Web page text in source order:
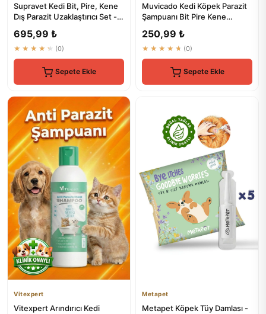
Supravet Kedi Bit, Pire, Kene
Dış Parazit Uzaklaştırıcı Set -
695,99 ₺
★★★★★ (0)
Sepete Ekle
Muvicado Kedi Köpek Parazit
Şampuanı Bit Pire Kene
250,99 ₺
★★★★★ (0)
Sepete Ekle
Vitexpert
Vitexpert Arındırıcı Kedi
Metapet
Metapet Köpek Tüy Damlası -